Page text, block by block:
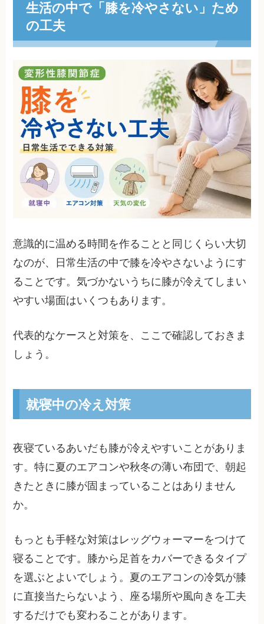
生活の中で「膝を冷やさない」ため
の工夫
意識的に温める時間を作ることと同じくらい大切
なのが、日常生活の中で膝を冷やさないようにす
ることです。気づかないうちに膝が冷えてしまい
やすい場面はいくつもあります。
代表的なケースと対策を、ここで確認しておきま
しょう。
就寝中の冷え対策
夜寝ているあいだも膝が冷えやすいことがありま
す。特に夏のエアコンや秋冬の薄い布団で、朝起
きたときに膝が固まっていることはありません
か。
もっとも手軽な対策はレッグウォーマーをつけて
寝ることです。膝から足首をカバーできるタイプ
を選ぶとよいでしょう。夏のエアコンの冷気が膝
に直接当たらないよう、座る場所や風向きを工夫
するだけでも変わることがあります。